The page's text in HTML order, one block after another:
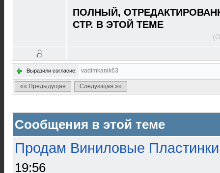
ПОЛНЫЙ,
СТР. В ЭТОЙ ТЕМЕ
Выразили согласие: vadimkanik63
«« Предыдущая Следующая »»
Сообщения в этой теме
Продам Виниловые Пластинки
19:56